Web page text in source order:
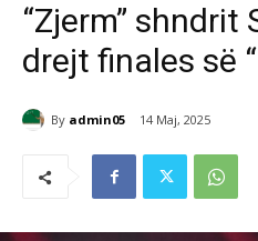
“Zjerm” shndrit
drejt finales së
By admin05 14 Maj, 2025